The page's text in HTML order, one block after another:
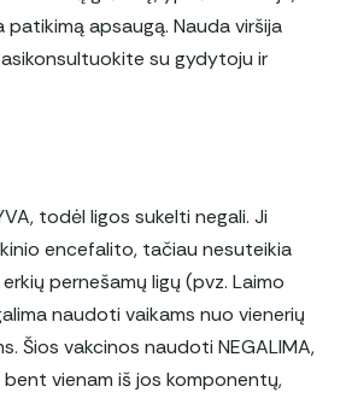
apsaugą. Nauda viršija
su gydytoju ir
todėl ligos sukelti negali. Ji
encefalito, tačiau nesuteikia
pernešamų ligų (pvz. Laimo
naudoti vaikams nuo vienerių
Šios vakcinos naudoti NEGALIMA,
vienam iš jos komponentų,